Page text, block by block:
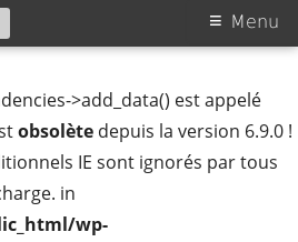
>add_data() est appelé
obsolète depuis la version 6.9.0 !
IE sont ignorés par tous
in
wp-
Menu
Rechercher :